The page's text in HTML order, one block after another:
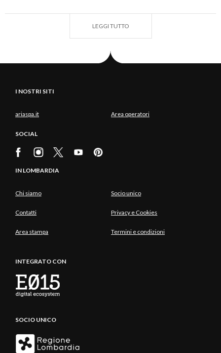
smartphone e tablet. Navigando da computer la
funzione GIOCA non è disponibile.
classifica generale.
Accedi subito al gioco:
lombardia.it
LEGGI TUTTO
I NOSTRI SITI
ariaspa.it Area operatori
SOCIAL
IN LOMBARDIA
Chi siamo Socio unico
Contatti Privacy e Cookies
Area stampa Termini e condizioni
INTEGRATO CON
SOCIO UNICO